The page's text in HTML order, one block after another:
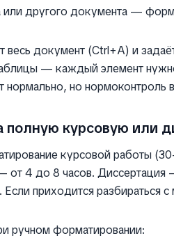
или другого документа —
весь документ (Ctrl+A) и
— каждый элемент
нормально, но
полную курсовую или
курсовой работы
4 до 8 часов. Диссертация
Если приходится
ручном форматировании: